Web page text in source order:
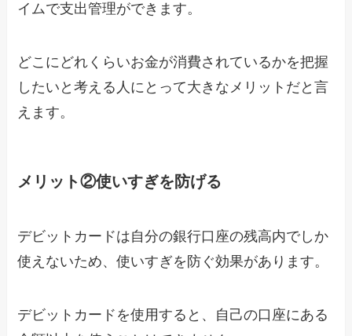
イムで支出管理ができます。
どこにどれくらいお金が消費されているかを把握
したいと考える人にとって大きなメリットだと言
えます。
メリット②使いすぎを防げる
デビットカードは自分の銀行口座の残高内でしか
使えないため、使いすぎを防ぐ効果があります。
デビットカードを使用すると、自己の口座にある